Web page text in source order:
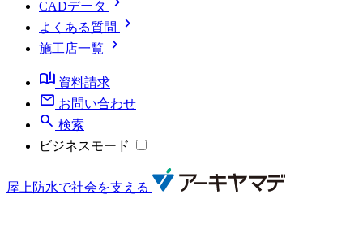
CADデータ
よくある質問 chevron_right
施工店一覧
chevron_right
book_ribbon 資料請求
mail お問い合わせ
search 検索
ビジネスモード
屋上防水で社会を支える